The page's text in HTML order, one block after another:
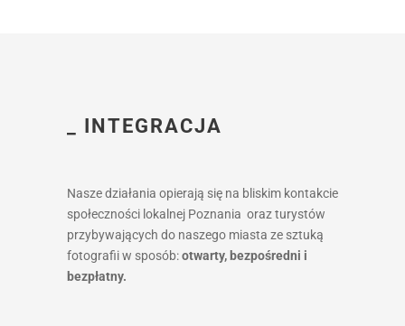
_ INTEGRACJA
Nasze działania opierają się na bliskim kontakcie
społeczności lokalnej Poznania oraz turystów
przybywających do naszego miasta ze sztuką
fotografii w sposób:otwarty, bezpośredni i
bezpłatny.